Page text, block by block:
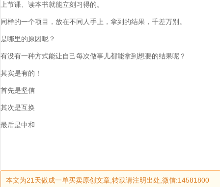
上节课、读本书就能立刻习得的。
同样的一个项目，放在不同人手上，拿到的结果，千差万别。
是哪里的原因呢？
有没有一种方式能让自己每次做事儿都能拿到想要的结果呢？
其实是有的！
首先是坚信
其次是互换
最后是中和
本文为21天做成一单买卖原创文章,转载请注明出处,微信:14581800